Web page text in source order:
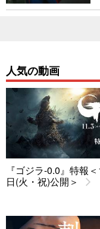
人気の動画
『ゴジラ-0.0』特報
日(火・祝)公開＞